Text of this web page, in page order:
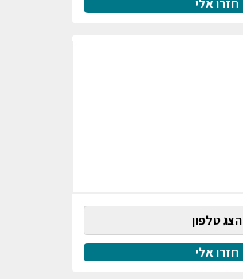
חזרו אלי
הצג טלפון
חזרו אלי